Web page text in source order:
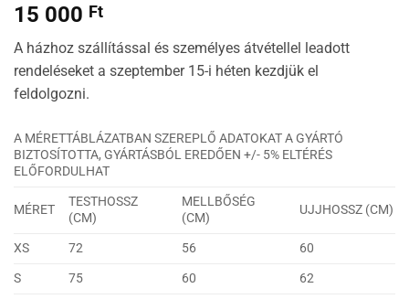
15 000 Ft
A házhoz szállítással és személyes átvétellel leadott
rendeléseket a szeptember 15-i héten kezdjük el
feldolgozni.
A MÉRETTÁBLÁZATBAN SZEREPLŐ ADATOKAT A GYÁRTÓ
BIZTOSÍTOTTA, GYÁRTÁSBÓL EREDŐEN +/- 5% ELTÉRÉS
ELŐFORDULHAT
MÉRET
TESTHOSSZ
(CM)
MELLBŐSÉG
(CM)
UJJHOSSZ (CM)
XS 72 56
60
S
75 60
62